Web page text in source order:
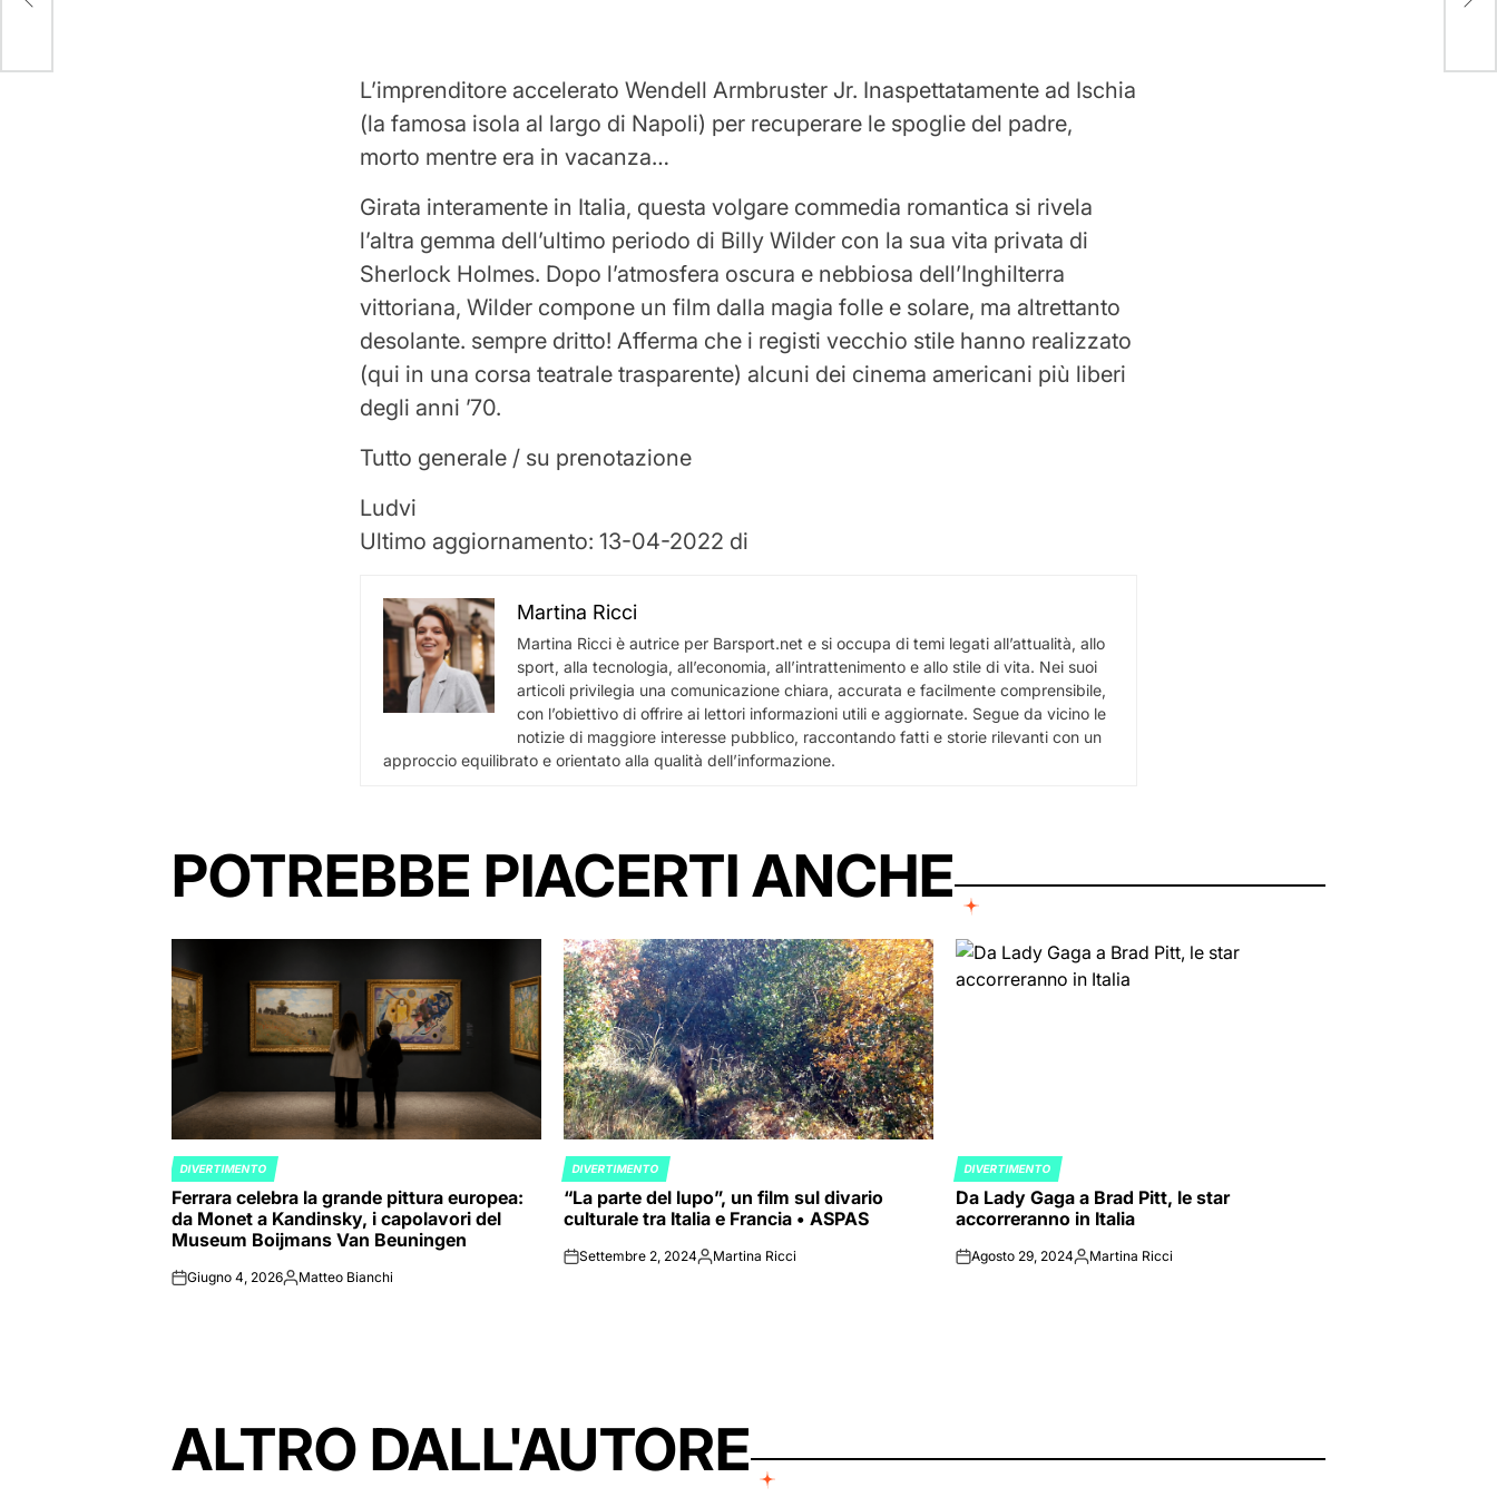
L’imprenditore accelerato Wendell Armbruster Jr. Inaspettatamente ad Ischia
(la famosa isola al largo di Napoli) per recuperare le spoglie del padre,
morto mentre era in vacanza…
Girata interamente in Italia, questa volgare commedia romantica si rivela
l’altra gemma dell’ultimo periodo di Billy Wilder con la sua vita privata di
Sherlock Holmes. Dopo l’atmosfera oscura e nebbiosa dell’Inghilterra
vittoriana, Wilder compone un film dalla magia folle e solare, ma altrettanto
desolante. sempre dritto! Afferma che i registi vecchio stile hanno realizzato
(qui in una corsa teatrale trasparente) alcuni dei cinema americani più liberi
degli anni ’70.
Tutto generale / su prenotazione
Ludvi
Ultimo aggiornamento: 13-04-2022 di
Martina Ricci
Martina Ricci è autrice per Barsport.net e si occupa di temi legati all’attualità, allo
sport, alla tecnologia, all’economia, all’intrattenimento e allo stile di vita. Nei suoi
articoli privilegia una comunicazione chiara, accurata e facilmente comprensibile,
con l’obiettivo di offrire ai lettori informazioni utili e aggiornate. Segue da vicino le
notizie di maggiore interesse pubblico, raccontando fatti e storie rilevanti con un
approccio equilibrato e orientato alla qualità dell’informazione.
POTREBBE PIACERTI ANCHE
POSTED
IN
DIVERTIMENTO
Ferrara celebra la grande pittura europea:
da Monet a Kandinsky, i capolavori del
Museum Boijmans Van Beuningen
onGiugno 4, 2026Posted
Matteo Bianchi
POSTED
IN
DIVERTIMENTO
“La parte del lupo”, un film sul divario
culturale tra Italia e Francia • ASPAS
onSettembre 2, 2024Posted
Martina Ricci
POSTED
IN
DIVERTIMENTO
Da Lady Gaga a Brad Pitt, le star
accorreranno in Italia
onAgosto 29, 2024PostedMartina Ricci
ALTRO DALL'AUTORE